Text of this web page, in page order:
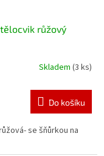
růžový
Skladem (3 ks)
Do košíku
se šňůrkou na